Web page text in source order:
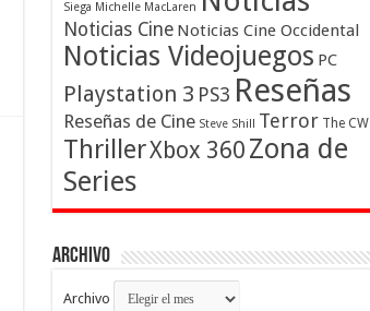
Siega Michelle MacLaren
Noticias Cine Noticias Cine Occidental
Noticias Videojuegos PC
Playstation 3 PS3 Reseñas
Reseñas de Cine Steve Shill Terror The CW
ThrillerXbox 360 Zona de
Series
Archivo
Archivo